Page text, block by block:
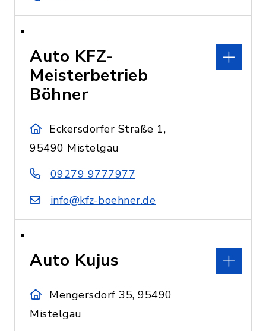
Auto KFZ-
Meisterbetrieb
Böhner
Eckersdorfer Straße 1,
95490 Mistelgau
09279 9777977
info@kfz-boehner.de
Auto Kujus
Mengersdorf 35, 95490
Mistelgau